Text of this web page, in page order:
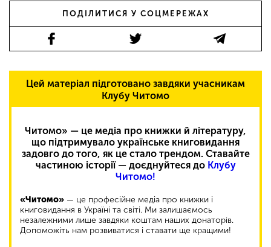
ПОДІЛИТИСЯ У СОЦМЕРЕЖАХ
Цей матеріал підготовано завдяки учасникам
Клубу Читомо
Читомо» — це медіа про книжки й літературу,
що підтримувало українське книговидання
задовго до того, як це стало трендом. Ставайте
частиною історії — доєднуйтеся до Клубу
Читомо!
«Читомо» — це професійне медіа про книжки і
книговидання в Україні та світі. Ми залишаємось
незалежними лише завдяки коштам наших донаторів.
Допоможіть нам розвиватися і ставати ще кращими!